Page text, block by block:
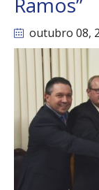
outubro 08,